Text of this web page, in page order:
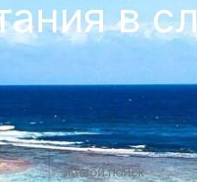
в
ПОИСК СТАТЕЙ